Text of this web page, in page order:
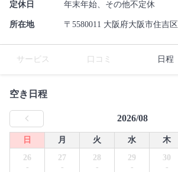
定休日 年末年始、その他不定休
所在地 〒5580011 大阪府大阪市住吉
サービス 口コミ 日程
空き日程
2026/08
日 月 火 水 木
26
-
27
-
28
-
29
-
30
-